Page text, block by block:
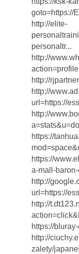
goto=https://
http://elite-
personaltr...
http://
http://
http://
url=https://
http://
https://
https://
a-mall-
http://
url=https://
http://
https://
http://
zalety/